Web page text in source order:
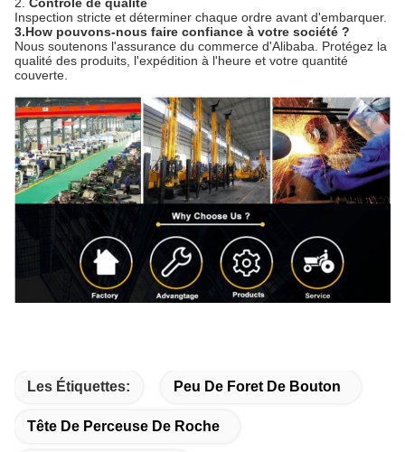
Inspection stricte et déterminer chaque ordre avant d'embarquer.
3.How pouvons-nous faire confiance à votre société ?
Nous soutenons l'assurance du commerce d'Alibaba. Protégez la
qualité des produits, l'expédition à l'heure et votre quantité
couverte.
Les Étiquettes: Peu De Foret De Bouton
Tête De Perceuse De Roche